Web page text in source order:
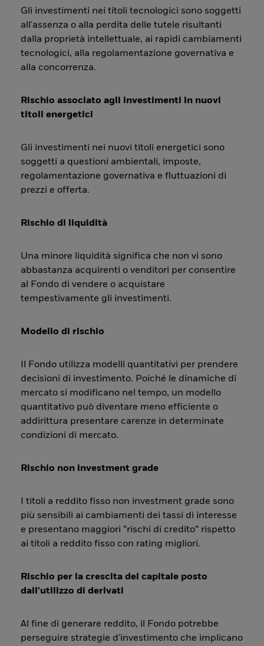
Gli investimenti nei titoli tecnologici sono soggetti
all'assenza o alla perdita delle tutele risultanti
dalla proprietà intellettuale, ai rapidi cambiamenti
tecnologici, alla regolamentazione governativa e
alla concorrenza.
Rischio associato agli investimenti in nuovi
titoli energetici
Gli investimenti nei nuovi titoli energetici sono
soggetti a questioni ambientali, imposte,
regolamentazione governativa e fluttuazioni di
prezzi e offerta.
Rischio di liquidità
Una minore liquidità significa che non vi sono
abbastanza acquirenti o venditori per consentire
al Fondo di vendere o acquistare
tempestivamente gli investimenti.
Modello di rischio
Il Fondo utilizza modelli quantitativi per prendere
decisioni di investimento. Poiché le dinamiche di
mercato si modificano nel tempo, un modello
quantitativo può diventare meno efficiente o
addirittura presentare carenze in determinate
condizioni di mercato.
Rischio non investment grade
I titoli a reddito fisso non investment grade sono
più sensibili ai cambiamenti dei tassi di interesse
e presentano maggiori “rischi di credito” rispetto
ai titoli a reddito fisso con rating migliori.
Rischio per la crescita del capitale posto
dall'utilizzo di derivati
Al fine di generare reddito, il Fondo potrebbe
perseguire strategie d'investimento che implicano